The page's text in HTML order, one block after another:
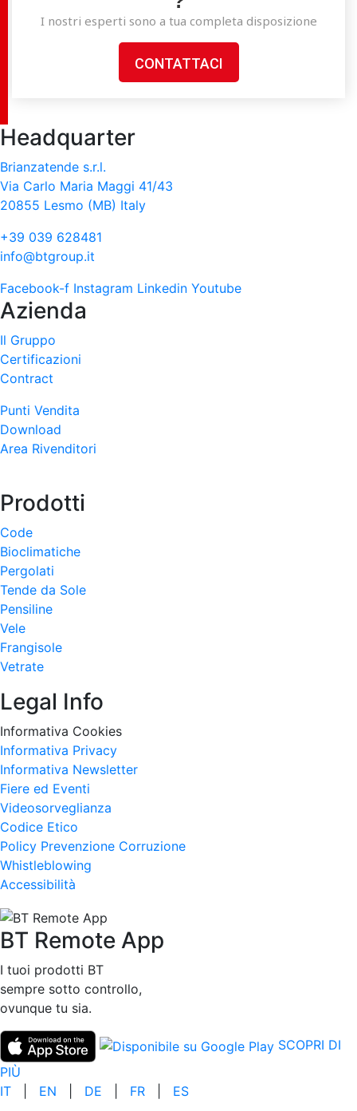
I nostri esperti sono a tua completa disposizione
CONTATTACI
Headquarter
Brianzatende s.r.l.
Via Carlo Maria Maggi 41/43
20855 Lesmo (MB) Italy
+39 039 628481
info@btgroup.it
Facebook-f Instagram Linkedin Youtube
Azienda
Il Gruppo
Certificazioni
Contract
Punti Vendita
Download
Area Rivenditori
Prodotti
Code
Bioclimatiche
Pergolati
Tende da Sole
Pensiline
Vele
Frangisole
Vetrate
Legal Info
Informativa Cookies
Informativa Privacy
Informativa Newsletter
Fiere ed Eventi
Videosorveglianza
Codice Etico
Policy Prevenzione Corruzione
Whistleblowing
Accessibilità
BT Remote App
I tuoi prodotti BT
sempre sotto controllo,
ovunque tu sia.
SCOPRI DI
PIÙ
IT
EN DE FR ES